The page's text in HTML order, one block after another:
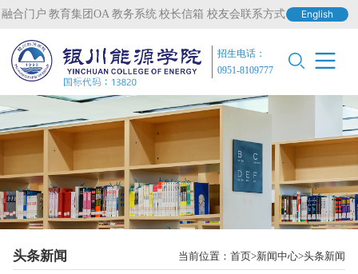
融合门户 教育集团OA 教务系统 校长信箱 校友会联系方式 English
招生电话：
0951-8109777
头条新闻 当前位置：首页 新闻中心 头条新闻